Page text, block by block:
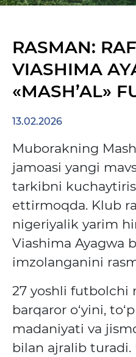
RASMAN:
VIASHIMA
«MASH’AL»
13.02.2026
Muborakning
jamoasi yangi
tarkibni
ettirmoqda. Klub
nigeriyalik yarim
Viashima Ayagwa
imzolanganini
27 yoshli futbolchi
barqaror o‘yini,
madaniyati va
bilan ajralib turadi.